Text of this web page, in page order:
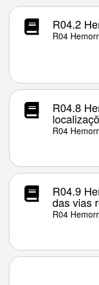
R04.2
R04
R04.8
R04
R04.9
das vias
R04